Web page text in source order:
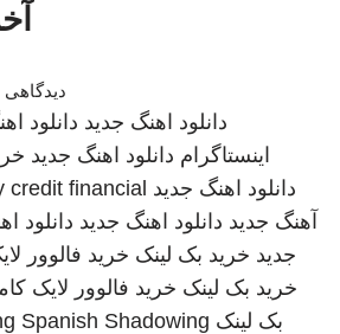
دیدگاهی
دانلود اهنگ جدید دانلود
اینستاگرام دانلود اهنگ جدید
دانلود اهنگ جدید credit financial
آهنگ جدید دانلود اهنگ جدید دانلود
جدید خرید بک لینک خرید فالوور
خرید بک لینک خرید فالوور لایک
بک لینک Spanish Shadowing